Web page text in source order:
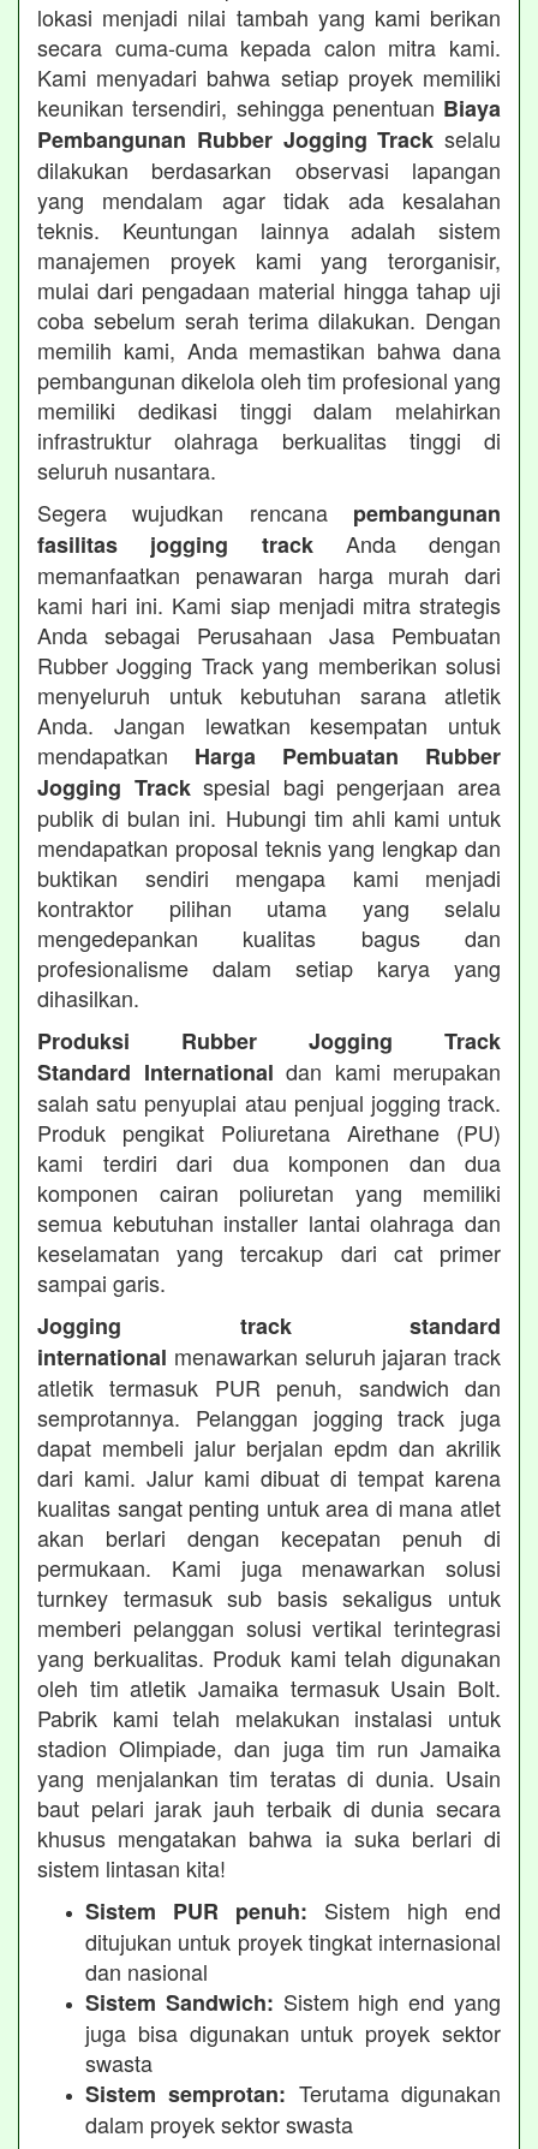
lokasi menjadi nilai tambah yang kami berikan
secara cuma-cuma kepada calon mitra kami.
Kami menyadari bahwa setiap proyek memiliki
keunikan tersendiri, sehingga penentuan Biaya
Pembangunan Rubber Jogging Track selalu
dilakukan berdasarkan observasi lapangan
yang mendalam agar tidak ada kesalahan
teknis. Keuntungan lainnya adalah sistem
manajemen proyek kami yang terorganisir,
mulai dari pengadaan material hingga tahap uji
coba sebelum serah terima dilakukan. Dengan
memilih kami, Anda memastikan bahwa dana
pembangunan dikelola oleh tim profesional yang
memiliki dedikasi tinggi dalam melahirkan
infrastruktur olahraga berkualitas tinggi di
seluruh nusantara.
Segera wujudkan rencana pembangunan
fasilitas jogging trackAnda dengan
memanfaatkan penawaran harga murah dari
kami hari ini. Kami siap menjadi mitra strategis
Anda sebagai Perusahaan Jasa Pembuatan
Rubber Jogging Track yang memberikan solusi
menyeluruh untuk kebutuhan sarana atletik
Anda. Jangan lewatkan kesempatan untuk
mendapatkan Harga Pembuatan Rubber
Jogging Trackspesial bagi pengerjaan area
publik di bulan ini. Hubungi tim ahli kami untuk
mendapatkan proposal teknis yang lengkap dan
buktikan sendiri mengapa kami menjadi
kontraktor pilihan utama yang selalu
mengedepankan kualitas bagus dan
profesionalisme dalam setiap karya yang
dihasilkan.
Produksi Rubber Jogging Track
Standard International dan kami merupakan
salah satu penyuplai atau penjual jogging track.
Produk pengikat Poliuretana Airethane (PU)
kami terdiri dari dua komponen dan dua
komponen cairan poliuretan yang memiliki
semua kebutuhan installer lantai olahraga dan
keselamatan yang tercakup dari cat primer
sampai garis.
Jogging track standard
international menawarkan seluruh jajaran track
atletik termasuk PUR penuh, sandwich dan
semprotannya. Pelanggan jogging track juga
dapat membeli jalur berjalan epdm dan akrilik
dari kami. Jalur kami dibuat di tempat karena
kualitas sangat penting untuk area di mana atlet
akan berlari dengan kecepatan penuh di
permukaan. Kami juga menawarkan solusi
turnkey termasuk sub basis sekaligus untuk
memberi pelanggan solusi vertikal terintegrasi
yang berkualitas. Produk kami telah digunakan
oleh tim atletik Jamaika termasuk Usain Bolt.
Pabrik kami telah melakukan instalasi untuk
stadion Olimpiade, dan juga tim run Jamaika
yang menjalankan tim teratas di dunia. Usain
baut pelari jarak jauh terbaik di dunia secara
khusus mengatakan bahwa ia suka berlari di
sistem lintasan kita!
Sistem PUR penuh: Sistem high end
ditujukan untuk proyek tingkat internasional
dan nasional
Sistem Sandwich: Sistem high end yang
juga bisa digunakan untuk proyek sektor
swasta
Sistem semprotan: Terutama digunakan
dalam proyek sektor swasta